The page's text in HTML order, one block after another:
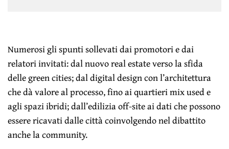
Numerosi gli spunti sollevati dai promotori e dai
relatori invitati: dal nuovo real estate verso la sfida
delle green cities; dal digital design con l’architettura
che dà valore al processo, fino ai quartieri mix used e
agli spazi ibridi; dall’edilizia off-site ai dati che possono
essere ricavati dalle città coinvolgendo nel dibattito
anche la community.